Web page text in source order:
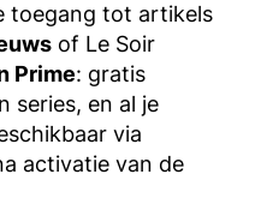
toegang tot artikels
of Le Soir
Prime: gratis
series, en al je
via
activatie van de